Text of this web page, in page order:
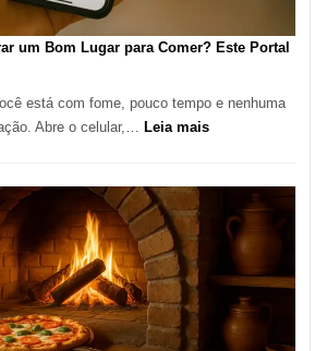
Paulo
um Bom Lugar para Comer? Este Portal
está com fome, pouco tempo e nenhuma
Abre o celular,… Leia mais:
Encontrar
um
Lugar
Comer?
Este